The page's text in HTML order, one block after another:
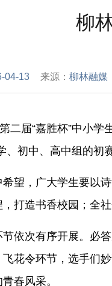
柳
04-13 来源：柳林融媒
二届“嘉胜杯”中小
、初中、高中组的初
望，广大学生要以
打造书香校园；全
依次有序开展。必
花令环节，选手们
春风采。